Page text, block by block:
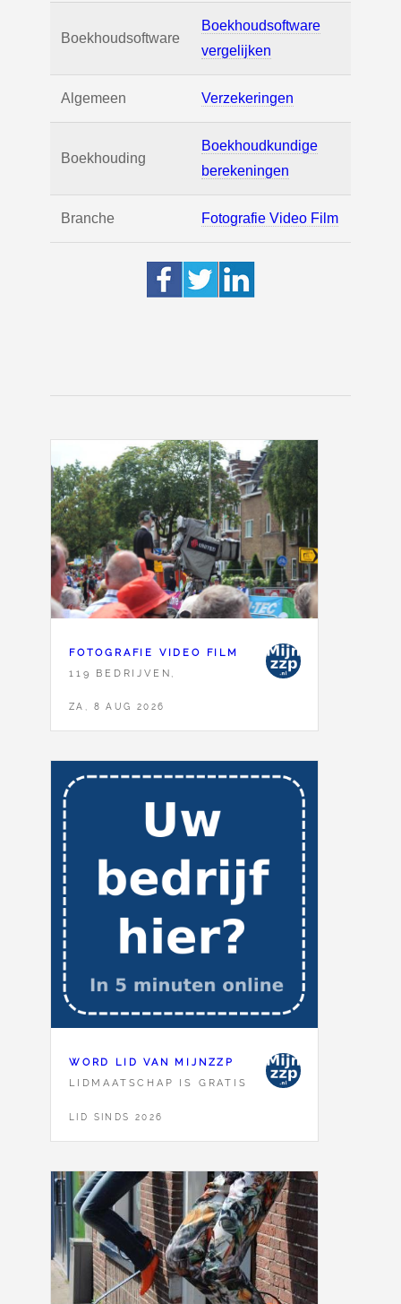
Boekhoudsoftware
Boekhoudsoftware
vergelijken
Algemeen Verzekeringen
Boekhouding
Boekhoudkundige
berekeningen
Branche Fotografie Video Film
FOTOGRAFIE VIDEO FILM
119 BEDRIJVEN,
ZA, 8 AUG 2026
WORD LID VAN MIJNZZP
LIDMAATSCHAP IS GRATIS
LID SINDS 2026